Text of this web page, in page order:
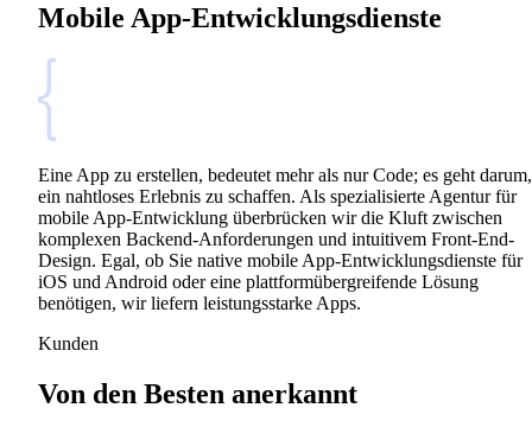
Mobile App-Entwicklungsdienste
Eine App zu erstellen, bedeutet mehr als nur Code; es geht darum,
ein nahtloses Erlebnis zu schaffen. Als spezialisierte Agentur für
mobile App-Entwicklung überbrücken wir die Kluft zwischen
komplexen Backend-Anforderungen und intuitivem Front-End-
Design. Egal, ob Sie native mobile App-Entwicklungsdienste für
iOS und Android oder eine plattformübergreifende Lösung
benötigen, wir liefern leistungsstarke Apps.
Kunden
Von den Besten anerkannt